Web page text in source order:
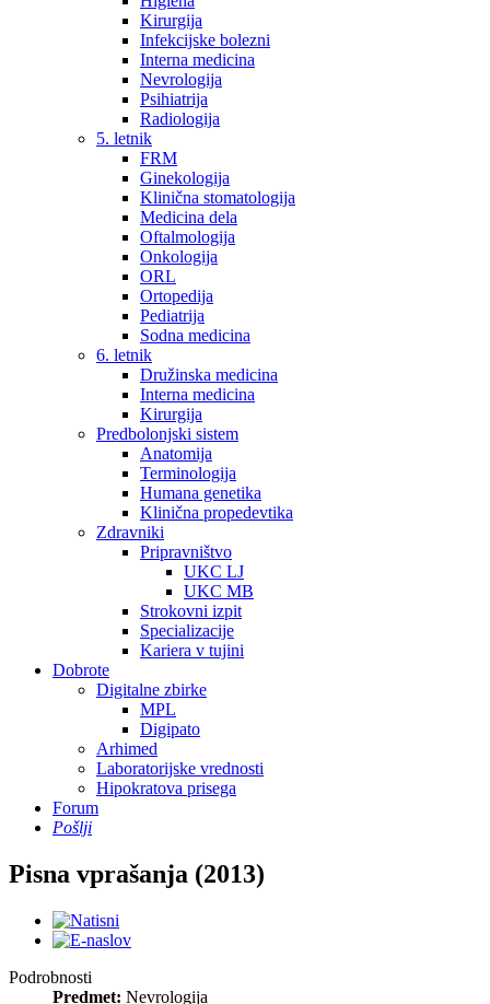
Kirurgija
Infekcijske bolezni
Interna medicina
Nevrologija
Psihiatrija
Radiologija
5. letnik
FRM
Ginekologija
Klinična stomatologija
Medicina dela
Oftalmologija
Onkologija
ORL
Ortopedija
Pediatrija
Sodna medicina
6. letnik
Družinska medicina
Interna medicina
Kirurgija
Predbolonjski sistem
Anatomija
Terminologija
Humana genetika
Klinična propedevtika
Zdravniki
Pripravništvo
UKC LJ
UKC MB
Strokovni izpit
Specializacije
Kariera v tujini
Dobrote
Digitalne zbirke
MPL
Digipato
Arhimed
Laboratorijske vrednosti
Hipokratova prisega
Forum
Pošlji
Pisna vprašanja (2013)
Podrobnosti
Predmet: Nevrologija